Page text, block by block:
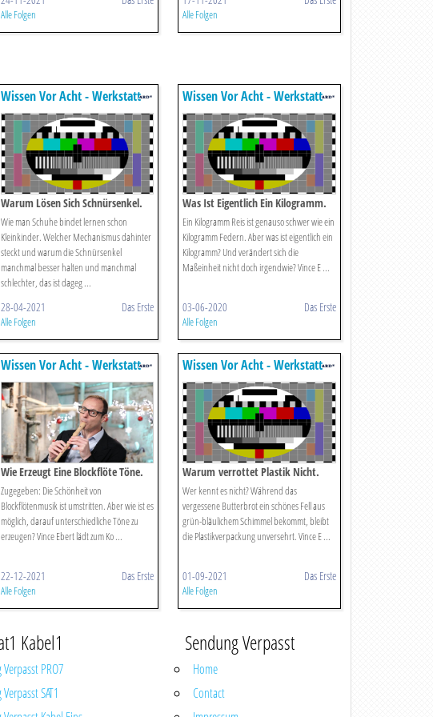
Alle Folgen Alle Folgen
Wissen Vor Acht - Werkstatt
Warum Lösen Sich Schnürsenkel.
Wie man Schuhe bindet lernen schon
Kleinkinder. Welcher Mechanismus dahinter
steckt und warum die Schnürsenkel
manchmal besser halten und manchmal
schlechter, das ist dageg ...
28-04-2021 Das Erste
Alle Folgen
Wissen Vor Acht - Werkstatt
Was Ist Eigentlich Ein Kilogramm.
Ein Kilogramm Reis ist genauso schwer wie ein
Kilogramm Federn. Aber was ist eigentlich ein
Kilogramm? Und verändert sich die
Maßeinheit nicht doch irgendwie? Vince E ...
03-06-2020 Das Erste
Alle Folgen
Wissen Vor Acht - Werkstatt
Wie Erzeugt Eine Blockflöte Töne.
Zugegeben: Die Schönheit von
Blockflötenmusik ist umstritten. Aber wie ist es
möglich, darauf unterschiedliche Töne zu
erzeugen? Vince Ebert lädt zum Ko ...
22-12-2021 Das Erste
Alle Folgen
Wissen Vor Acht - Werkstatt
Warum verrottet Plastik Nicht.
Wer kennt es nicht? Während das
vergessene Butterbrot ein schönes Fell aus
grün-bläulichem Schimmel bekommt, bleibt
die Plastikverpackung unversehrt. Vince E ...
01-09-2021 Das Erste
Alle Folgen
Kabel1
PRO7
SAT1
Sendung Verpasst
Home
Contact